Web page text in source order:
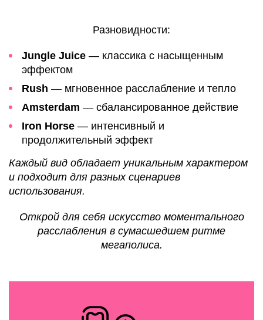
Разновидности:
Jungle Juice — классика с насыщенным
эффектом
Rush — мгновенное расслабление и тепло
Amsterdam — сбалансированное действие
Iron Horse — интенсивный и
продолжительный эффект
Каждый вид обладает уникальным характером
и подходит для разных сценариев
использования.
Открой для себя искусство моментального
расслабления в сумасшедшем ритме
мегаполиса.